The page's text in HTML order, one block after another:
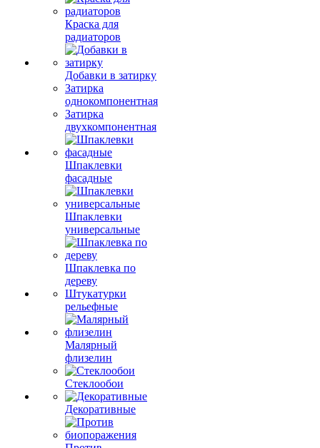
Краска для
радиаторов
Добавки в затирку
Затирка
однокомпонентная
Затирка
двухкомпонентная
Шпаклевки
фасадные
Шпаклевки
универсальные
Шпаклевка по
дереву
Штукатурки
рельефные
Малярный
флизелин
Стеклообои
Декоративные